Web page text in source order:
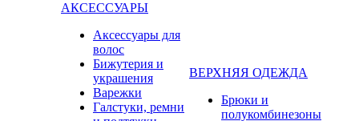
АКСЕССУАРЫ
Аксессуары для
волос
Бижутерия и
украшения
Варежки
Галстуки, ремни
ВЕРХНЯЯ ОДЕЖДА
Брюки и
полукомбинезоны